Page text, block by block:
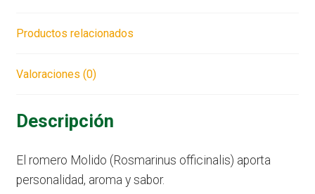
Productos relacionados
Valoraciones (0)
Descripción
El romero Molido (Rosmarinus officinalis) aporta
personalidad, aroma y sabor.